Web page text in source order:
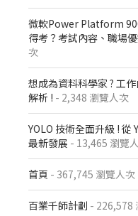
微軟Power Platform
得考？考試內容、職場
次
想成為資料科學家 ? 工
解析 ! - 2,348 瀏覽人次
YOLO 技術全面升級 ! 從
最新發展 - 13,465 瀏覽
首頁 - 367,745 瀏覽人次
百業千師計劃 - 226,578